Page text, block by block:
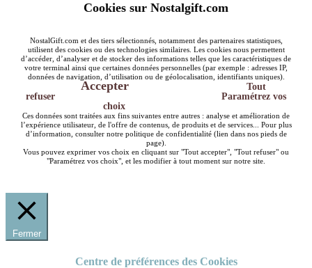
Cookies sur Nostalgift.com
NostalGift.com et des tiers sélectionnés, notamment des partenaires statistiques,
utilisent des cookies ou des technologies similaires. Les cookies nous permettent
d’accéder, d’analyser et de stocker des informations telles que les caractéristiques de
votre terminal ainsi que certaines données personnelles (par exemple : adresses IP,
données de navigation, d’utilisation ou de géolocalisation, identifiants uniques).
Accepter
Tout
refuser
Paramétrez vos
choix
Ces données sont traitées aux fins suivantes entre autres : analyse et amélioration de
l’expérience utilisateur, de l'offre de contenus, de produits et de services... Pour plus
d’information, consulter notre politique de confidentialité (lien dans nos pieds de
page).
Vous pouvez exprimer vos choix en cliquant sur "Tout accepter", "Tout refuser" ou
"Paramétrez vos choix", et les modifier à tout moment sur notre site.
Fermer
Centre de préférences des Cookies